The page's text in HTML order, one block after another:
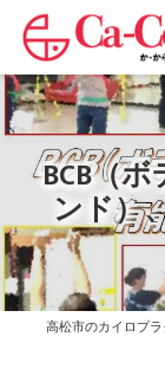
BCB（
ンド）